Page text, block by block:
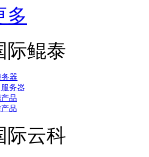
多
际鲲泰
器
务器
品
品
际云科